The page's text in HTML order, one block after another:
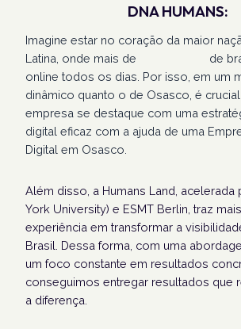
DNA HUMANS:
Imagine estar no coração da maior
Latina, onde mais de
de
online todos os dias. Por isso, em um
dinâmico quanto o de Osasco, é
empresa se destaque com uma
digital eficaz com a ajuda de uma
Digital em Osasco.
Além disso, a Humans Land, acelerada
York University) e ESMT Berlin, traz
experiência em transformar a
Brasil. Dessa forma, com uma
um foco constante em resultados
conseguimos entregar resultados que
a diferença.